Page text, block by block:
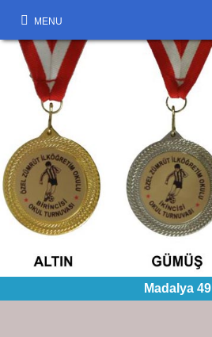
MENU
Madalya 49